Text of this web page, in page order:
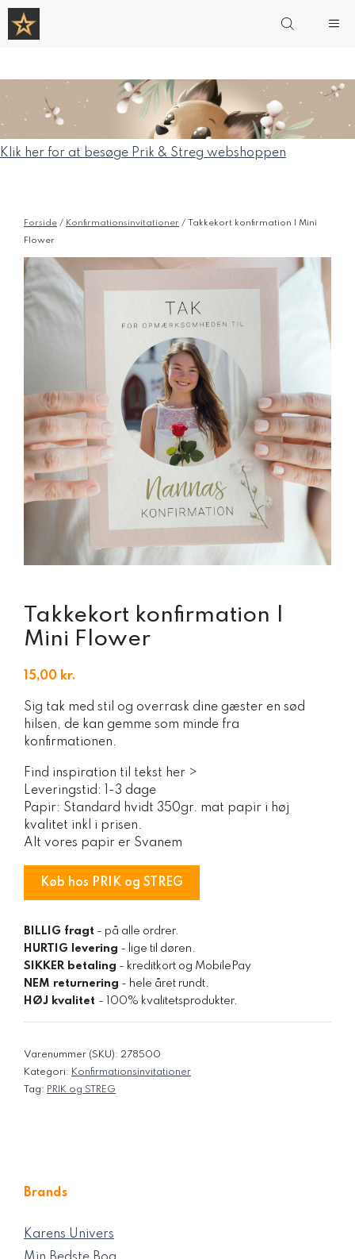
Hop
indhold
Klik her for at besøge Prik & Streg webshoppen
Forside / Konfirmationsinvitationer / Takkekort konfirmation | Mini
Flower
Takkekort konfirmation |
Mini Flower
15,00 kr.
Sig tak med stil og overrask dine gæster en sød
hilsen, de kan gemme som minde fra
konfirmationen.
Find inspiration til tekst her >
Leveringstid: 1-3 dage
Papir: Standard hvidt 350gr. mat papir i høj
kvalitet inkl i prisen.
Alt vores papir er Svanem
Køb hos PRIK og STREG
BILLIG fragt - på alle ordrer.
HURTIG levering - lige til døren.
SIKKER betaling - kreditkort og MobilePay
NEM returnering - hele året rundt.
HØJ kvalitet - 100% kvalitetsprodukter.
Varenummer (SKU): 278500
Kategori: Konfirmationsinvitationer
Tag: PRIK og STREG
Brands
Karens Univers